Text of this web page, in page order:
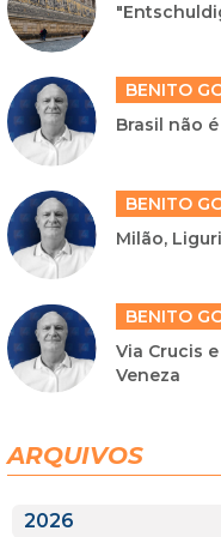
BENITO
Brasil não
BENITO
Milão,
BENITO
Via Crucis
Veneza
ARQUIVOS
2026